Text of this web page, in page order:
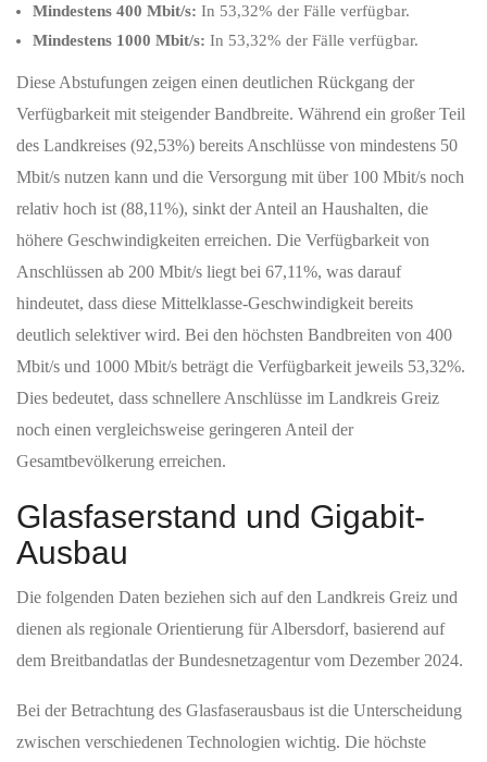
Mindestens 400 Mbit/s: In 53,32% der Fälle verfügbar.
Mindestens 1000 Mbit/s: In 53,32% der Fälle verfügbar.
Diese Abstufungen zeigen einen deutlichen Rückgang der
Verfügbarkeit mit steigender Bandbreite. Während ein großer Teil
des Landkreises (92,53%) bereits Anschlüsse von mindestens 50
Mbit/s nutzen kann und die Versorgung mit über 100 Mbit/s noch
relativ hoch ist (88,11%), sinkt der Anteil an Haushalten, die
höhere Geschwindigkeiten erreichen. Die Verfügbarkeit von
Anschlüssen ab 200 Mbit/s liegt bei 67,11%, was darauf
hindeutet, dass diese Mittelklasse-Geschwindigkeit bereits
deutlich selektiver wird. Bei den höchsten Bandbreiten von 400
Mbit/s und 1000 Mbit/s beträgt die Verfügbarkeit jeweils 53,32%.
Dies bedeutet, dass schnellere Anschlüsse im Landkreis Greiz
noch einen vergleichsweise geringeren Anteil der
Gesamtbevölkerung erreichen.
Glasfaserstand und Gigabit-
Ausbau
Die folgenden Daten beziehen sich auf den Landkreis Greiz und
dienen als regionale Orientierung für Albersdorf, basierend auf
dem Breitbandatlas der Bundesnetzagentur vom Dezember 2024.
Bei der Betrachtung des Glasfaserausbaus ist die Unterscheidung
zwischen verschiedenen Technologien wichtig. Die höchste